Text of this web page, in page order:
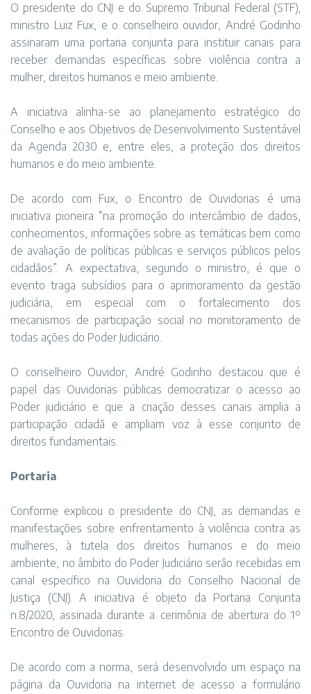
O presidente do CNJ e do Supremo Tribunal Federal (STF),
ministro Luiz Fux, e o conselheiro ouvidor, André Godinho
assinaram uma portaria conjunta para instituir canais para
receber demandas específicas sobre violência contra a
mulher, direitos humanos e meio ambiente.
A iniciativa alinha-se ao planejamento estratégico do
Conselho e aos Objetivos de Desenvolvimento Sustentável
da Agenda 2030 e, entre eles, a proteção dos direitos
humanos e do meio ambiente.
De acordo com Fux, o Encontro de Ouvidorias é uma
iniciativa pioneira “na promoção do intercâmbio de dados,
conhecimentos, informações sobre as temáticas bem como
de avaliação de políticas públicas e serviços públicos pelos
cidadãos”. A expectativa, segundo o ministro, é que o
evento traga subsídios para o aprimoramento da gestão
judiciária, em especial com o fortalecimento dos
mecanismos de participação social no monitoramento de
todas ações do Poder Judiciário.
O conselheiro Ouvidor, André Godinho destacou que é
papel das Ouvidorias públicas democratizar o acesso ao
Poder judiciário e que a criação desses canais amplia a
participação cidadã e ampliam voz à esse conjunto de
direitos fundamentais.
Portaria
Conforme explicou o presidente do CNJ, as demandas e
manifestações sobre enfrentamento à violência contra as
mulheres, à tutela dos direitos humanos e do meio
ambiente, no âmbito do Poder Judiciário serão recebidas em
canal específico na Ouvidoria do Conselho Nacional de
Justiça (CNJ). A iniciativa é objeto da Portaria Conjunta
n.8/2020, assinada durante a cerimônia de abertura do 1º
Encontro de Ouvidorias.
De acordo com a norma, será desenvolvido um espaço na
página da Ouvidoria na internet de acesso a formulário